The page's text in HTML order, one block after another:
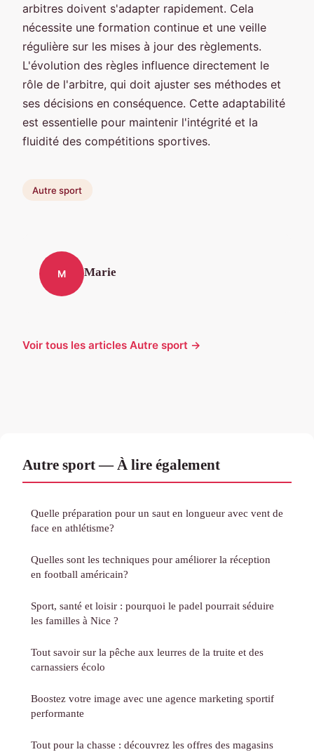
arbitres doivent s'adapter rapidement. Cela
nécessite une formation continue et une veille
régulière sur les mises à jour des règlements.
L'évolution des règles influence directement le
rôle de l'arbitre, qui doit ajuster ses méthodes et
ses décisions en conséquence. Cette adaptabilité
est essentielle pour maintenir l'intégrité et la
fluidité des compétitions sportives.
Autre sport
M Marie
Voir tous les articles Autre sport →
Autre sport — À lire également
Quelle préparation pour un saut en longueur avec vent de
face en athlétisme?
Quelles sont les techniques pour améliorer la réception
en football américain?
Sport, santé et loisir : pourquoi le padel pourrait séduire
les familles à Nice ?
Tout savoir sur la pêche aux leurres de la truite et des
carnassiers écolo
Boostez votre image avec une agence marketing sportif
performante
Tout pour la chasse : découvrez les offres des magasins